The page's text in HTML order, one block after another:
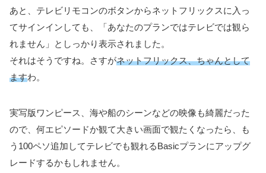
あと、テレビリモコンのボタンからネットフリックスに入っ
てサインインしても、「あなたのプランではテレビでは観ら
れません」としっかり表示されました。
それはそうですね。さすがネットフリックス、ちゃんとして
ますわ。
実写版ワンピース、海や船のシーンなどの映像も綺麗だった
ので、何エピソードか観て大きい画面で観たくなったら、も
う100ペソ追加してテレビでも観れるBasicプランにアップグ
レードするかもしれません。